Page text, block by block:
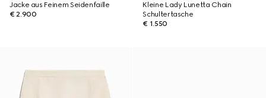
Jacke aus Feinem Seidenfaille
€ 2.900
Kleine Lady Lunetta Chain
Schultertasche
€ 1.550